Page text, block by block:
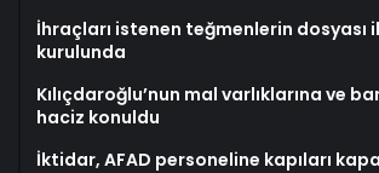
İhraçları istenen teğmenlerin dosyası
kurulunda
Kılıçdaroğlu’nun mal varlıklarına ve
haciz konuldu
İktidar, AFAD personeline kapıları